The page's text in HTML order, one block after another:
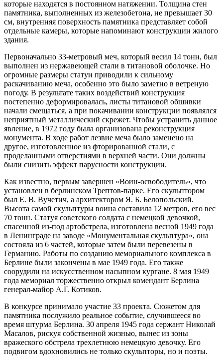
которые находятся в постоянном натяжении. Толщина стен
памятника, выполненных из железобетона, не превышает 30
см, внутренняя поверхность памятника представляет собой
отдельные камеры, которые напоминают конструкции жилого
здания.
Первоначально 33-метровый меч, который весил 14 тонн, был
выполнен из нержавеющей стали в титановой оболочке. Но
огромные размеры статуи приводили к сильному
раскачиванию меча, особенно это было заметно в ветреную
погоду. В результате таких воздействий конструкция
постепенно деформировалась, листы титановой обшивки
начали смещаться, а при покачивании конструкции появлялся
неприятный металлический скрежет. Чтобы устранить данное
явление, в 1972 году была организована реконструкция
монумента. В ходе работ лезвие меча было заменено на
другое, изготовленное из фторированной стали, с
проделанными отверстиями в верхней части. Они должны
были снизить эффект парусности конструкции.
Как известно, первым завершен «Воин-освободитель», что
установлен в берлинском Трептов-парке. Его скульптором
был Е. В. Вучетич, а архитектором Я. Б. Белопольский.
Высота самой скульптуры воина составила 12 метров, его вес
70 тонн. Статуя советского солдата с немецкой девочкой,
спасенной из-под артобстрела, изготовлена весной 1949 года
в Ленинграде на заводе «Монументальная скульптура», она
состояла из 6 частей, которые затем были перевезены в
Германию. Работы по созданию мемориального комплекса в
Берлине были закончены в мае 1949 года. Его также
соорудили на искусственном насыпном кургане. 8 мая 1949
года мемориал торжественно открыл комендант Берлина
генерал-майор А.Г. Котиков.
В конкурсе принимало участие 33 проекта. Сюжетом для
памятника послужило реальное событие, случившееся во
время штурма Берлина. 30 апреля 1945 года сержант Николай
Масалов, рискуя собственной жизнью, вынес из зоны
вражеского обстрела трехлетнюю немецкую девочку. Его
подвигом вдохновились не только скульпторы, но и поэты.